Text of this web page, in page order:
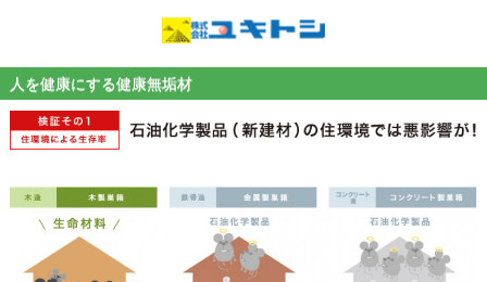
人を健康にする健康無垢材